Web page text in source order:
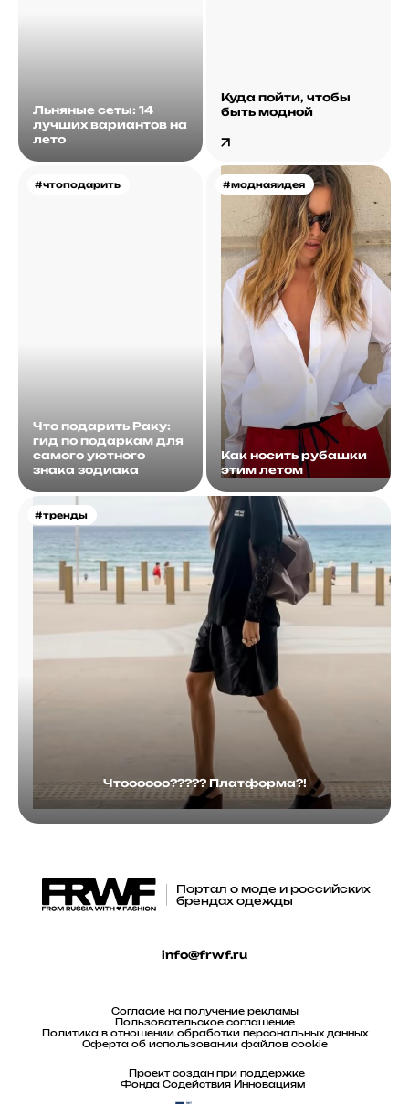
Льняные сеты: 14
лучших вариантов на
лето
Куда пойти, чтобы
быть модной
#чтоподарить
Что подарить Раку:
гид по подаркам для
самого уютного
знака зодиака
#моднаяидея
Как носить рубашки
этим летом
#тренды
Чтоооооо????? Платформа?!
Портал о моде и российских
брендах одежды
info@frwf.ru
Согласие на получение рекламы
Пользовательское соглашение
Политика в отношении обработки персональных данных
Оферта об использовании файлов cookie
Проект создан при поддержке
Фонда Содействия Инновациям